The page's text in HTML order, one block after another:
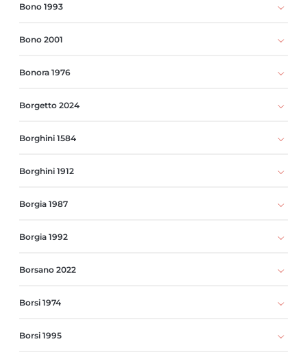
Bono 1993
Bono 2001
Bonora 1976
Borgetto 2024
Borghini 1584
Borghini 1912
Borgia 1987
Borgia 1992
Borsano 2022
Borsi 1974
Borsi 1995